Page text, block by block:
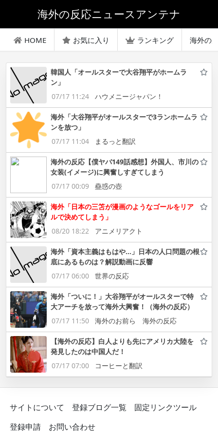
海外の反応ニュースアンテナ
HOME お気に入り ランキング 海外の
韓国人「オールスターで大谷翔平がホームラ
ン」
07/17 11:24
ハウメニージャパン！
海外「大谷翔平がオールスターで3ランホームラ
ンを放つ」
07/17 11:04
まるっと翻訳
海外の反応【僕ヤバ149話感想】外国人、市川の
女装(イメージ)に興奮しすぎてしまう
07/17 00:09
蠱惑の壺
海外「日本の三笘が漫画のようなゴールをリア
ルで決めてしまう」
08/20 18:22
アニメリアクト
海外「資本主義はもはや…」日本の人口問題の根
底にあるものは？解説動画に反響
07/17 06:00
世界の反応
海外「ついに！」大谷翔平がオールスターで特
大アーチを放って海外大興奮！（海外の反応）
07/17 11:50
海外のお前ら 海外の反応
【海外の反応】白人よりも先にアメリカ大陸を
発見したのは中国人だ！
07/17 07:00
コーヒーと翻訳
サイトについて 登録ブログ一覧
固定リンクツール
登録申請
お問い合わせ